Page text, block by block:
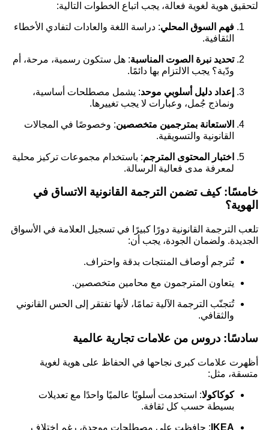
لتحقيق هوية لغوية فعالة، يجب اتباع الخطوات التالية:
فهم السوق المحلي: دراسة اللغة والعادات لتفادي الأخطاء
الثقافية.
تحديد نبرة الصوت المناسبة: هل ستكون رسمية، مرحة، أم
ودّية؟ يجب الالتزام بها دائمًا.
إعداد دليل أسلوبي موحد: يشمل مصطلحات أساسية،
ونماذج جُمل، وعبارات لا يجب تغييرها.
الاستعانة بمترجمين متخصصين: وخصوصًا في المجالات
القانونية والتسويقية.
اختبار المحتوى المترجم: باستخدام مجموعات تركيز محلية
لمعرفة مدى فعالية الرسالة.
خامسًا: كيف تضمن الترجمة القانونية الاتساق في
الهوية؟
تلعب الترجمة القانونية دورًا كبيرًا في تسجيل العلامة في الأسواق
الجديدة. ولضمان الجودة، يجب أن:
تُترجم أوصاف المنتجات بدقة واحتراف.
يتعاون المترجمون مع محامين متخصصين.
تُتجنّب الترجمة الآلية تمامًا، لأنها تفتقر إلى الحس القانوني
والثقافي.
سادسًا: دروس من علامات تجارية عالمية
أظهرت علامات كبرى نجاحها في الحفاظ على هوية لغوية
متسقة، مثل:
كوكاكولا: استخدمت أسلوبًا عالميًا واحدًا مع تعديلات
بسيطة حسب كل ثقافة.
IKEA : حافظت على مصطلحات موحدة، رغم اختلاف